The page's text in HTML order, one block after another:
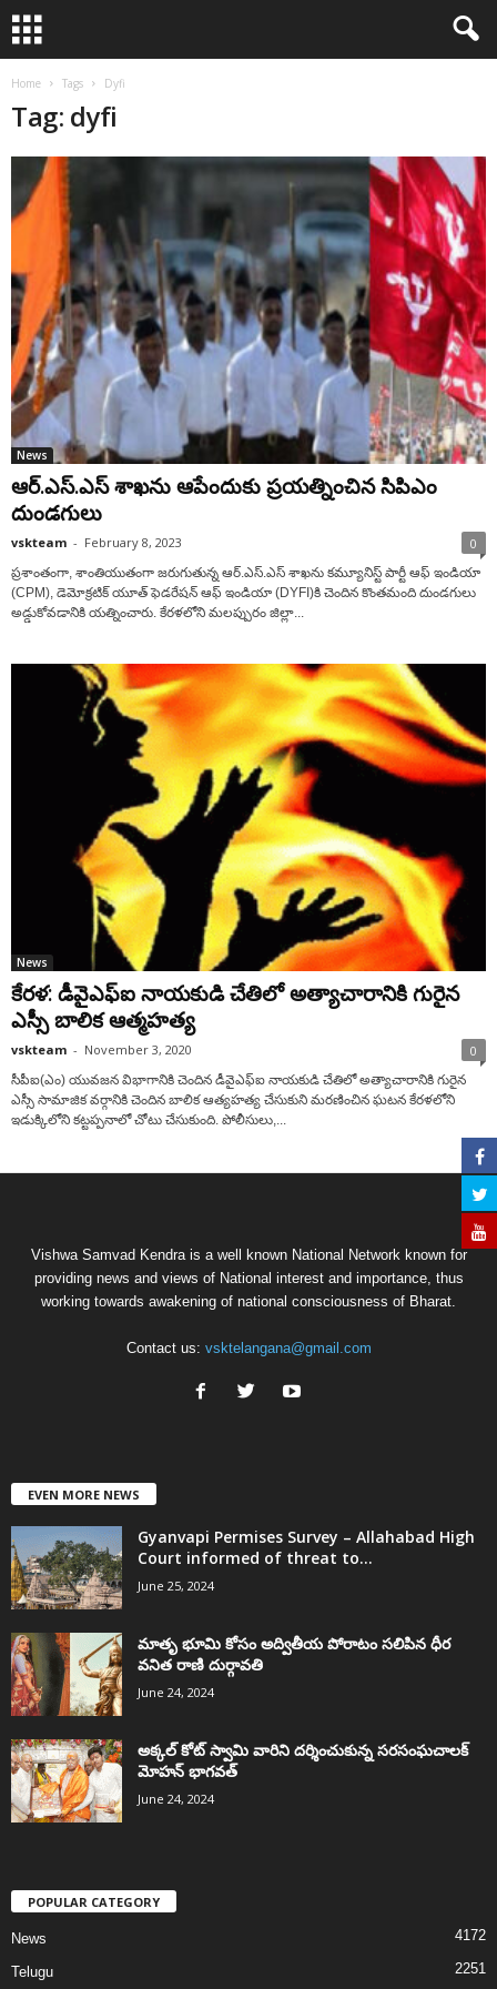
Home Tags Dyfi
Tag: dyfi
News
ఆర్.ఎస్.ఎస్ శాఖను ఆపేందుకు ప్రయత్నించిన సిపిఎం
దుండగులు
vskteam - February 8, 2023 0
ప్ర‌శాంతంగా, శాంతియుతంగా జ‌రుగుతున్న ఆర్‌.ఎస్‌.ఎస్ శాఖ‌ను కమ్యూనిస్ట్ పార్టీ ఆఫ్ ఇండియా
(CPM), డెమోక్రటిక్ యూత్ ఫెడరేషన్ ఆఫ్ ఇండియా (DYFI)కి చెందిన కొంతమంది దుండ‌గులు
అడ్డుకోవ‌డానికి య‌త్నించారు. కేర‌ళ‌లోని మలప్పురం జిల్లా...
News
కేరళ: డీవైఎఫ్ఐ నాయకుడి చేతిలో అత్యాచారానికి గురైన
ఎస్సీ బాలిక ఆత్మహత్య
vskteam - November 3, 2020 0
సీపీఐ(ఎం) యువ‌జ‌న విభాగానికి చెందిన డీవైఎఫ్ఐ నాయ‌కుడి చేతిలో అత్యాచారానికి గురైన
ఎస్సీ సామాజిక వ‌ర్గానికి చెందిన‌ బాలిక ఆత్య‌హ‌త్య చేసుకుని మ‌ర‌ణించిన ఘ‌ట‌న కేర‌ళ‌లోని
ఇడుక్కిలోని క‌ట్ట‌ప్పనాలో చోటు చేసుకుంది. పోలీసులు,...
Vishwa Samvad Kendra is a well known National Network known for
providing news and views of National interest and importance, thus
working towards awakening of national consciousness of Bharat.
Contact us: vsktelangana@gmail.com
EVEN MORE NEWS
Gyanvapi Permises Survey – Allahabad High
Court informed of threat to...
June 25, 2024
మాతృ భూమి కోసం అద్వితీయ పోరాటం సలిపిన ధీర
వనిత రాణి దుర్గావతి
June 24, 2024
అక్కల్‌ కోట్‌ స్వామి వారిని దర్శించుకున్న సరసంఘచాలక్
మోహన్ భాగవత్
June 24, 2024
POPULAR CATEGORY
News 4172
Telugu 2251